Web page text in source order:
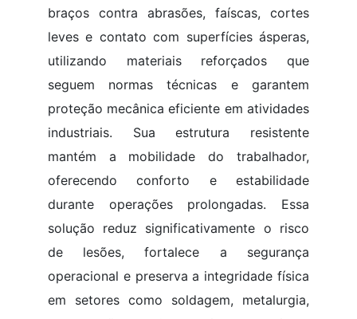
braços contra abrasões, faíscas, cortes
leves e contato com superfícies ásperas,
utilizando materiais reforçados que
seguem normas técnicas e garantem
proteção mecânica eficiente em atividades
industriais. Sua estrutura resistente
mantém a mobilidade do trabalhador,
oferecendo conforto e estabilidade
durante operações prolongadas. Essa
solução reduz significativamente o risco
de lesões, fortalece a segurança
operacional e preserva a integridade física
em setores como soldagem, metalurgia,